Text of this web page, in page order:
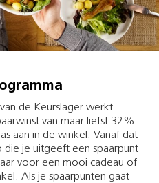
de Keurslager werkt
van maar liefst 32%
aan in de winkel. Vanaf dat
je uitgeeft een spaarpunt
voor een mooi cadeau of
Als je spaarpunten gaat